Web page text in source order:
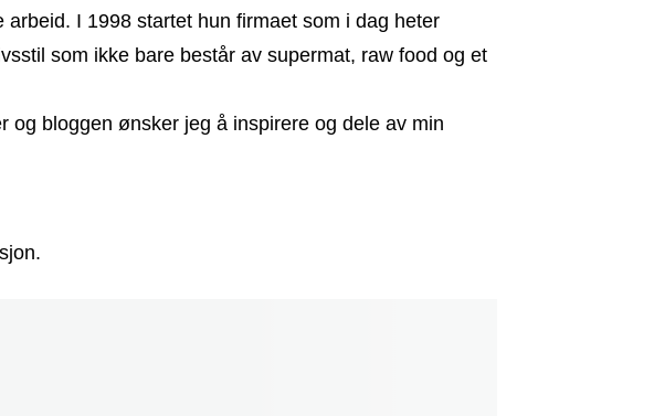
I 1998 startet hun firmaet som i dag heter
som ikke bare består av supermat, raw food og et
og bloggen ønsker jeg å inspirere og dele av min